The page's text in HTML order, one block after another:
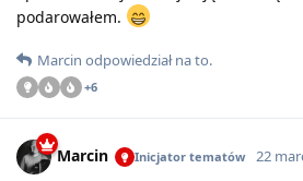
podarowałem.
Marcin odpowiedział na to.
+6
Marcin Inicjator tematów 22